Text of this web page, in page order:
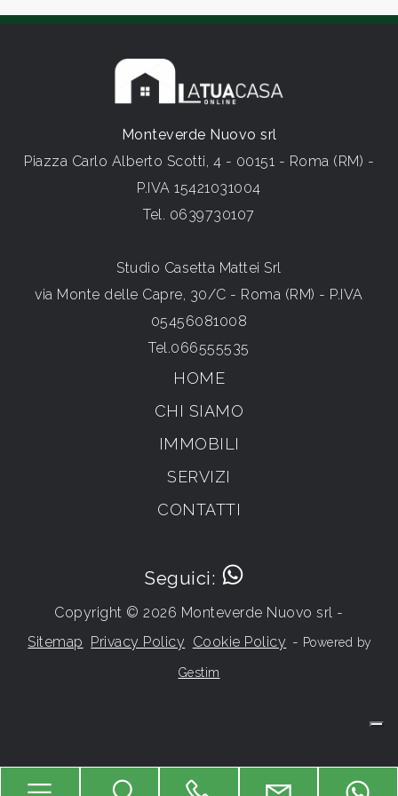
mezzi di trasporto pubblici, ecc...
*Le presenti informazioni e planimetrie sono
puramente indicative e non costituiscono
elemento contrattuale.
Monteverde Nuovo srl
Piazza Carlo Alberto Scotti, 4 - 00151 - Roma (RM) -
P.IVA 15421031004
Tel. 0639730107
Studio Casetta Mattei Srl
via Monte delle Capre, 30/C - Roma (RM) - P.IVA
05456081008
Tel.066555535
HOME
CHI SIAMO
IMMOBILI
SERVIZI
CONTATTI
Seguici:
Copyright © 2026 Monteverde Nuovo srl -
Sitemap Privacy Policy Cookie Policy - Powered by
Gestim